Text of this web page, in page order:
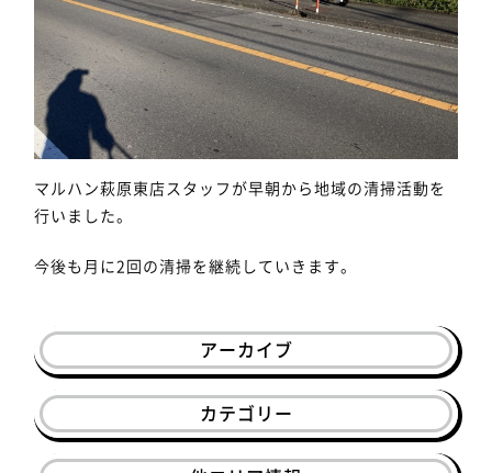
マルハン萩原東店スタッフが早朝から地域の清掃活動を
行いました。
今後も月に2回の清掃を継続していきます。
アーカイブ
カテゴリー